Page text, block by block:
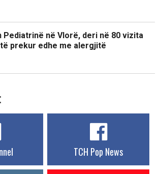
Pediatrinë në Vlorë, deri në 80 vizita
prekur edhe me alergjitë
TCH Pop News